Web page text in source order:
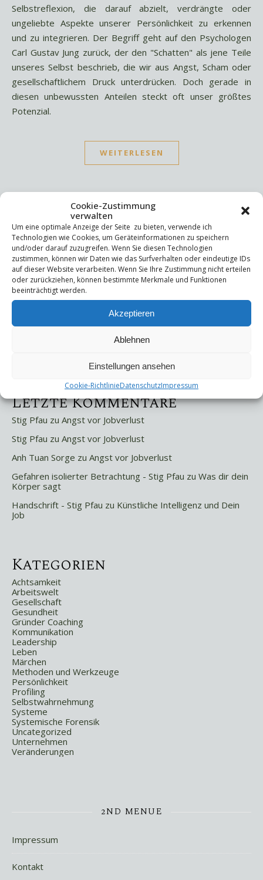
Cookie-Zustimmung
verwalten
Um eine optimale Anzeige der Seite zu bieten, verwende ich
Technologien wie Cookies, um Geräteinformationen zu speichern
und/oder darauf zuzugreifen. Wenn Sie diesen Technologien
zustimmen, können wir Daten wie das Surfverhalten oder eindeutige IDs
auf dieser Website verarbeiten. Wenn Sie Ihre Zustimmung nicht erteilen
oder zurückziehen, können bestimmte Merkmale und Funktionen
beeinträchtigt werden.
Akzeptieren
Ablehnen
Einstellungen ansehen
Cookie-RichtlinieDatenschutzImpressum
Selbstreflexion, die darauf abzielt, verdrängte oder
ungeliebte Aspekte unserer Persönlichkeit zu erkennen
und zu integrieren. Der Begriff geht auf den Psychologen
Carl Gustav Jung zurück, der den "Schatten" als jene Teile
unseres Selbst beschrieb, die wir aus Angst, Scham oder
gesellschaftlichem Druck unterdrücken. Doch gerade in
diesen unbewussten Anteilen steckt oft unser größtes
Potenzial.
WEITERLESEN
Suchen
Suchen
Letzte Beiträge
Die Mentale Sicherheitsarchitektur
Letzte Kommentare
Stig Pfau zu Angst vor Jobverlust
Stig Pfau zu Angst vor Jobverlust
Anh Tuan Sorge zu Angst vor Jobverlust
Gefahren isolierter Betrachtung - Stig Pfau zu Was dir dein
Körper sagt
Handschrift - Stig Pfau zu Künstliche Intelligenz und Dein
Job
Kategorien
Achtsamkeit
Arbeitswelt
Gesellschaft
Gesundheit
Gründer Coaching
Kommunikation
Leadership
Leben
Märchen
Methoden und Werkzeuge
Persönlichkeit
Profiling
Selbstwahrnehmung
Systeme
Systemische Forensik
Uncategorized
Unternehmen
Veränderungen
2ND MENUE
Impressum
Kontakt